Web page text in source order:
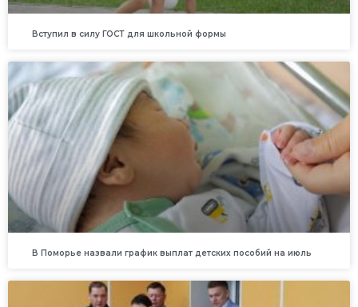
Вступил в силу ГОСТ для школьной формы
В Поморье назвали график выплат детских пособий на июль